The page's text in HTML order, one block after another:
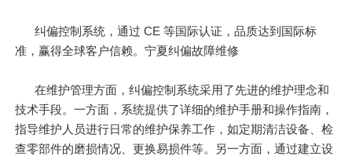
纠偏控制系统，通过 CE 等国际认证，品质达到国际标
准，赢得全球客户信赖。宁夏纠偏故障维修
在维护管理方面，纠偏控制系统采用了先进的维护理念和
技术手段。一方面，系统提供了详细的维护手册和操作指南，
指导维护人员进行日常的维护保养工作，如定期清洁设备、检
查零部件的磨损情况、更换易损件等。另一方面，通过建立设